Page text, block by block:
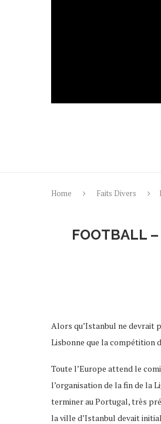
Home Faits Divers
FOOTBALL
Alors qu’Istanbul ne devrait
Lisbonne que la compétition
Toute l’Europe attend le
l’organisation de la fin de la
terminer au Portugal, très
la ville d’Istanbul devait